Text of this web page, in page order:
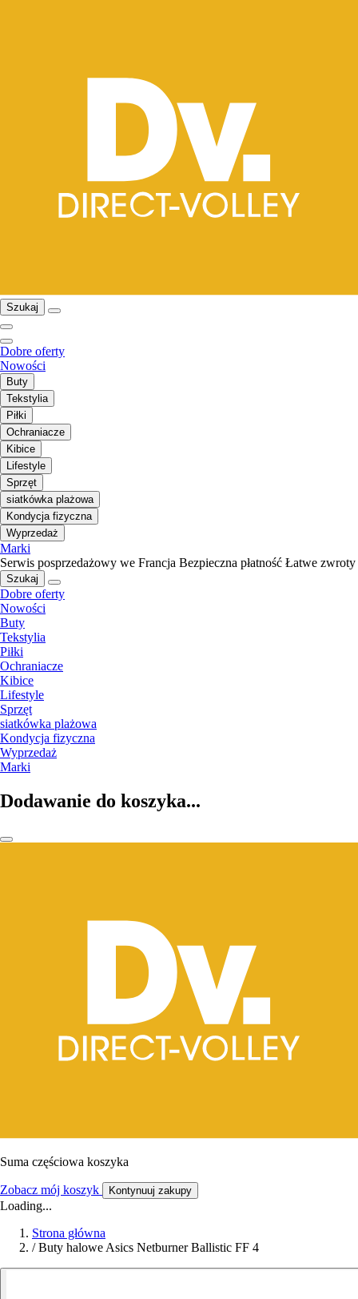
Szukaj
Dobre oferty
Nowości
Buty
Tekstylia
Piłki
Ochraniacze
Kibice
Lifestyle
Sprzęt
siatkówka plażowa
Kondycja fizyczna
Wyprzedaż
Marki
Serwis posprzedażowy we Francja Bezpieczna płatność Łatwe zwroty
Szukaj
Dobre oferty
Nowości
Buty
Tekstylia
Piłki
Ochraniacze
Kibice
Lifestyle
Sprzęt
siatkówka plażowa
Kondycja fizyczna
Wyprzedaż
Marki
Dodawanie do koszyka...
Suma częściowa koszyka
Zobacz mój koszyk Kontynuuj zakupy
Loading...
Strona główna
/ Buty halowe Asics Netburner Ballistic FF 4